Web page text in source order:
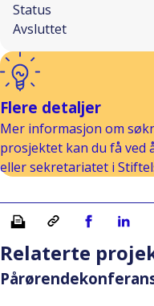
Status
Avsluttet
Flere detaljer
Mer informasjon om
prosjektet kan du få ved
eller sekretariatet i
Skriv ut Kopiera länk
Del på Del på
Relaterte